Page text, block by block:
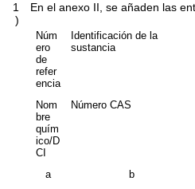
1
)
En el anexo II, se añaden las
Núm
ero
de
refer
encia
Identificación de la
sustancia
Nom
bre
quím
ico/D
CI
Número CAS
a b